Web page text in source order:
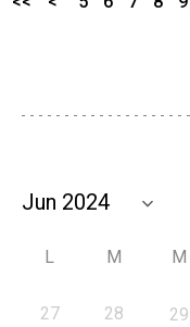
L M M
27 28 29